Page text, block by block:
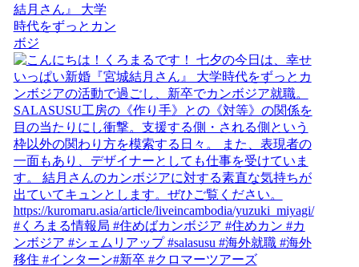
結月さん』 大学
時代をずっとカン
ボジ